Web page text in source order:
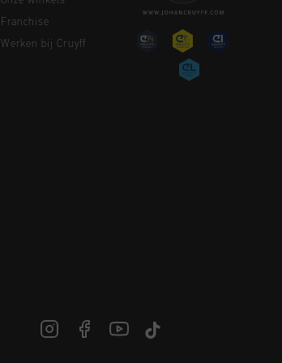
Franchise
Werken bij Cruyff